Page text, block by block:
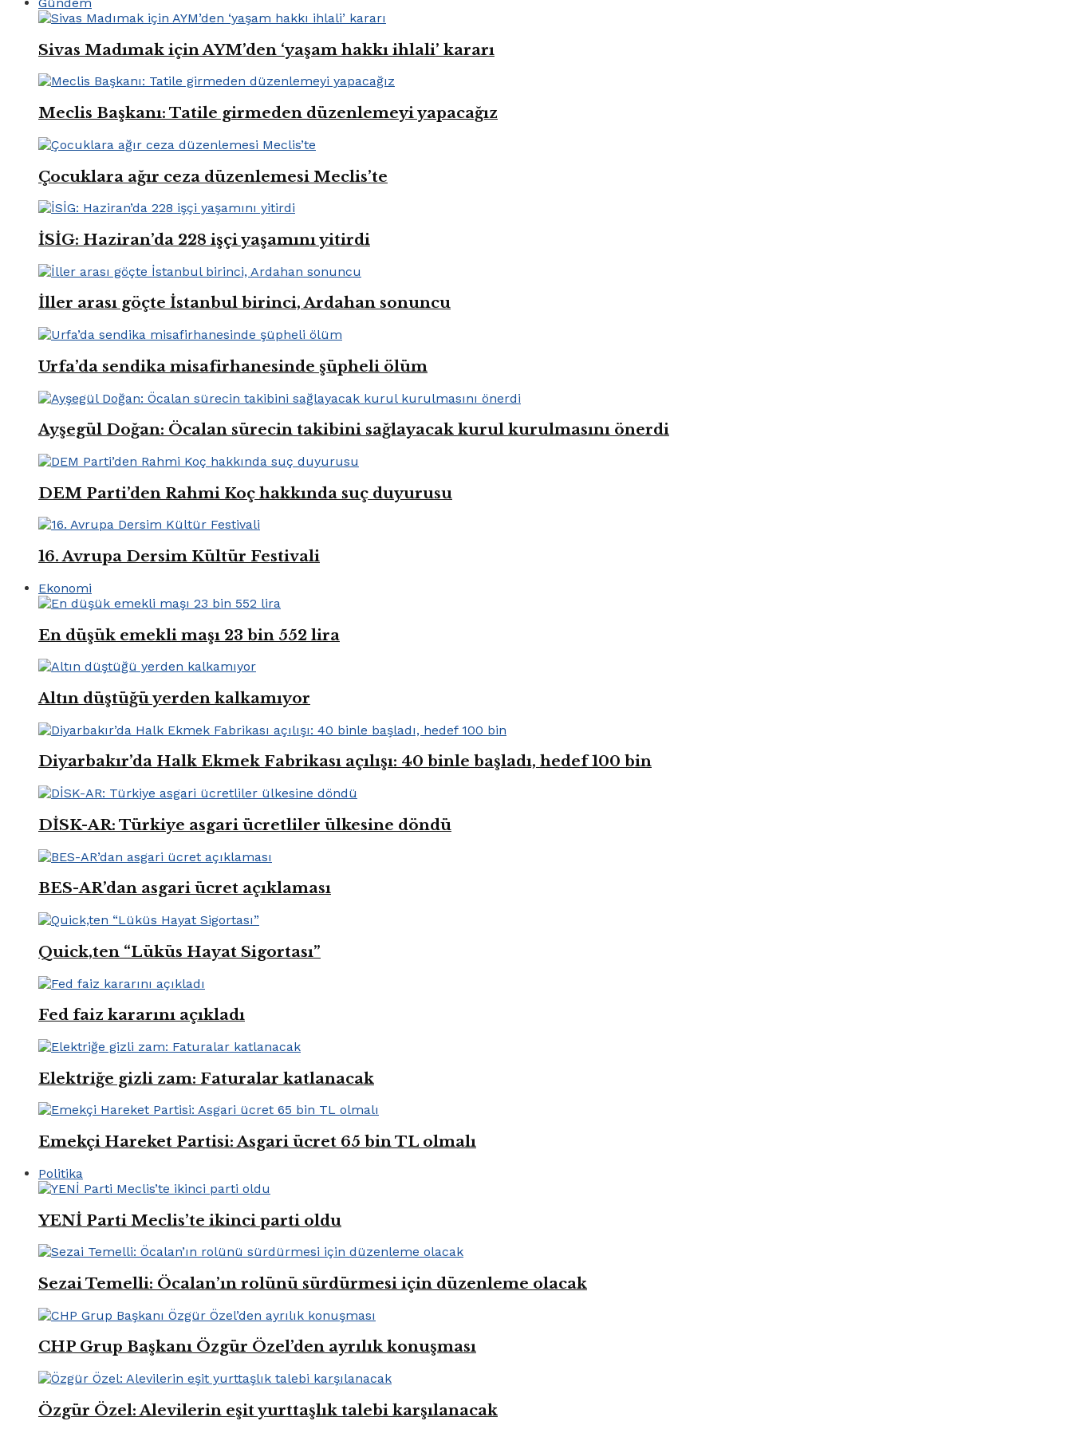
Sivas Madımak için AYM’den ‘yaşam hakkı ihlali’ kararı
Meclis Başkanı: Tatile girmeden düzenlemeyi yapacağız
Çocuklara ağır ceza düzenlemesi Meclis’te
İSİG: Haziran’da 228 işçi yaşamını yitirdi
İller arası göçte İstanbul birinci, Ardahan sonuncu
Urfa’da sendika misafirhanesinde şüpheli ölüm
Ayşegül Doğan: Öcalan sürecin takibini sağlayacak kurul kurulmasını önerdi
DEM Parti’den Rahmi Koç hakkında suç duyurusu
16. Avrupa Dersim Kültür Festivali
Ekonomi
En düşük emekli maşı 23 bin 552 lira
Altın düştüğü yerden kalkamıyor
Diyarbakır’da Halk Ekmek Fabrikası açılışı: 40 binle başladı, hedef 100 bin
DİSK-AR: Türkiye asgari ücretliler ülkesine döndü
BES-AR’dan asgari ücret açıklaması
Quick,ten “Lüküs Hayat Sigortası”
Fed faiz kararını açıkladı
Elektriğe gizli zam: Faturalar katlanacak
Emekçi Hareket Partisi: Asgari ücret 65 bin TL olmalı
Politika
YENİ Parti Meclis’te ikinci parti oldu
Sezai Temelli: Öcalan’ın rolünü sürdürmesi için düzenleme olacak
CHP Grup Başkanı Özgür Özel’den ayrılık konuşması
Özgür Özel: Alevilerin eşit yurttaşlık talebi karşılanacak